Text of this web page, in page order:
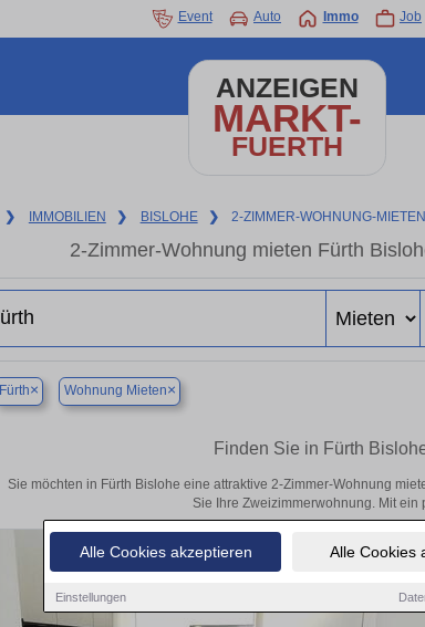
Alle Cookies akzeptieren Alle Cookies
Einstellungen
Event Auto Immo Job
ANZEIGEN
MARKT-
FUERTH
❯ IMMOBILIEN ❯ BISLOHE ❯ 2-ZIMMER-WOHNUNG-MIETEN
2-Zimmer-Wohnung mieten Fürth
Fürth× Wohnung Mieten×
Finden Sie in Fürth
Sie möchten in Fürth Bislohe eine attraktive 2-Zimmer-Wohnung
Sie Ihre Zweizimmerwohnung. Mit ein